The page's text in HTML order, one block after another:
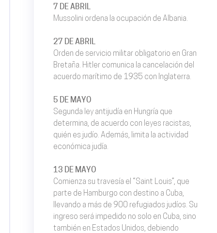
7 DE ABRIL
Mussolini ordena la ocupación de Albania.
27 DE ABRIL
Orden de servicio militar obligatorio en Gran
Bretaña. Hitler comunica la cancelación del
acuerdo marítimo de 1935 con Inglaterra.
5 DE MAYO
Segunda ley antijudía en Hungría que
determina, de acuerdo con leyes racistas,
quién es judío. Además, limita la actividad
económica judía.
13 DE MAYO
Comienza su travesía el “Saint Louis”, que
parte de Hamburgo con destino a Cuba,
llevando a más de 900 refugiados judíos. Su
ingreso será impedido no solo en Cuba, sino
también en Estados Unidos, debiendo